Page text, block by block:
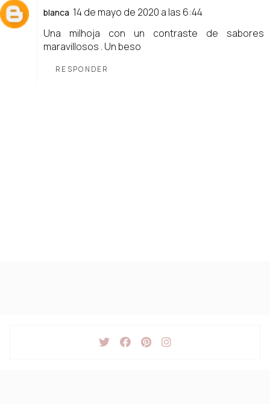
blanca 14 de mayo de 2020 a las 6:44
Una milhoja con un contraste de sabores
maravillosos . Un beso
RESPONDER